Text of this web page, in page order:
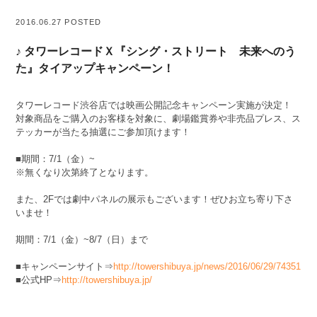
2016.06.27 POSTED
♪ タワーレコードＸ『シング・ストリート 未来へのう
た』タイアップキャンペーン！
タワーレコード渋谷店では映画公開記念キャンペーン実施が決定！
対象商品をご購入のお客様を対象に、劇場鑑賞券や非売品プレス、ス
テッカーが当たる抽選にご参加頂けます！
■期間：7/1（金）~
※無くなり次第終了となります。
また、2Fでは劇中パネルの展示もございます！ぜひお立ち寄り下さ
いませ！
期間：7/1（金）~8/7（日）まで
■キャンペーンサイト⇒ http://towershibuya.jp/news/2016/06/29/74351
■公式HP⇒ http://towershibuya.jp/